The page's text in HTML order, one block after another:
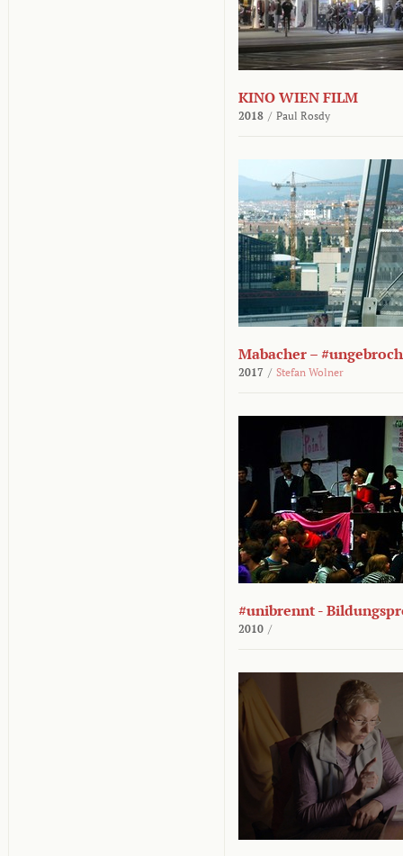
KINO WIEN FILM
2018 / Paul Rosdy
Mabacher –
2017 / Stefan Wolner
#unibrennt -
2010 /